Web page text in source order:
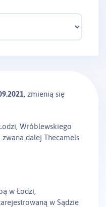
, zmienią się
Wróblewskiego
zwana dalej Thecamels
w Łodzi,
w Sądzie